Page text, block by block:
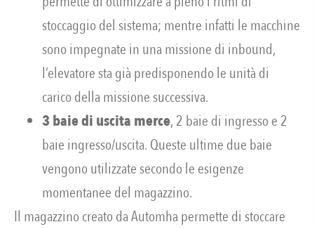
stoccaggio del sistema; mentre infatti le macchine
sono impegnate in una missione di inbound,
l’elevatore sta già predisponendo le unità di
carico della missione successiva.
3 baie di uscita merce, 2 baie di ingresso e 2
baie ingresso/uscita. Queste ultime due baie
vengono utilizzate secondo le esigenze
momentanee del magazzino.
Il magazzino creato da Automha permette di stoccare